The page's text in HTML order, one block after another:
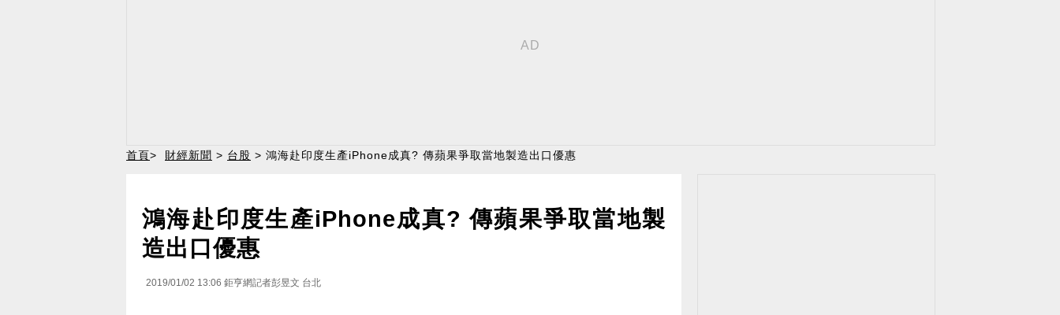
首頁> 財經新聞 > 台股 > 鴻海赴印度生產iPhone成真? 傳蘋果爭取當地製造出口優惠
鴻海赴印度生產iPhone成真? 傳蘋果爭取當地製
造出口優惠
2019/01/02 13:06 鉅亨網記者彭昱文 台北